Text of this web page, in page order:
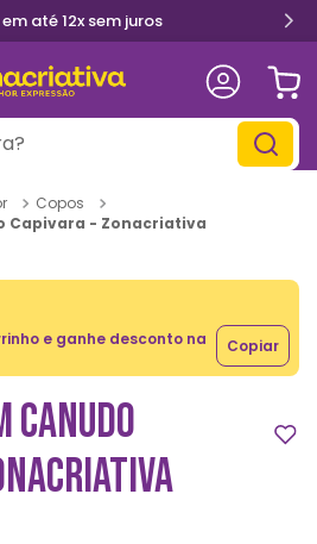
até 12x sem juros
Copos
Capivara - Zonacriativa
e ganhe desconto na
Copiar
CANUDO